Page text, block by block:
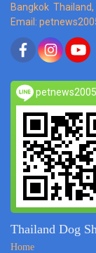
Bangkok
Email:
petnews2005
Thailand Dog
Home